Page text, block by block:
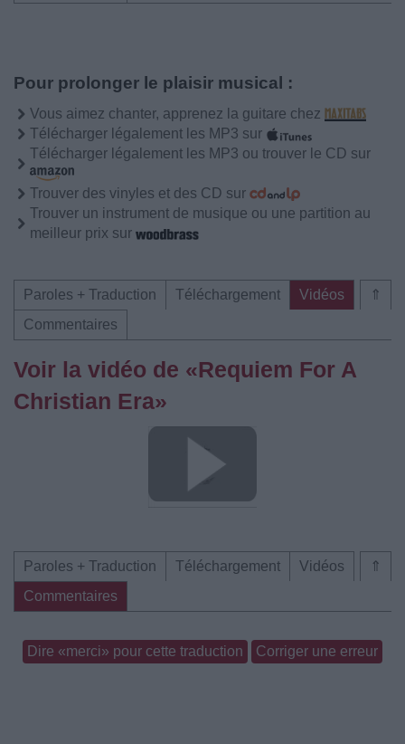
Pour prolonger le plaisir musical :
Vous aimez chanter, apprenez la guitare chez
Télécharger légalement les MP3 sur
Télécharger légalement les MP3 ou trouver le CD sur
Trouver des vinyles et des CD sur
Trouver un instrument de musique ou une partition au
meilleur prix sur
⇑
Paroles + Traduction Téléchargement
Vidéos
Commentaires
Voir la vidéo de «Requiem For A
Christian Era»
⇑
Paroles + Traduction Téléchargement
Vidéos
Commentaires
Dire «merci» pour cette traduction Corriger une erreur